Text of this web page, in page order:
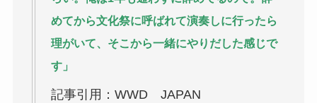
めてから文化祭に呼ばれて演奏しに行ったら
理がいて、そこから一緒にやりだした感じで
す」
記事引用：WWD JAPAN